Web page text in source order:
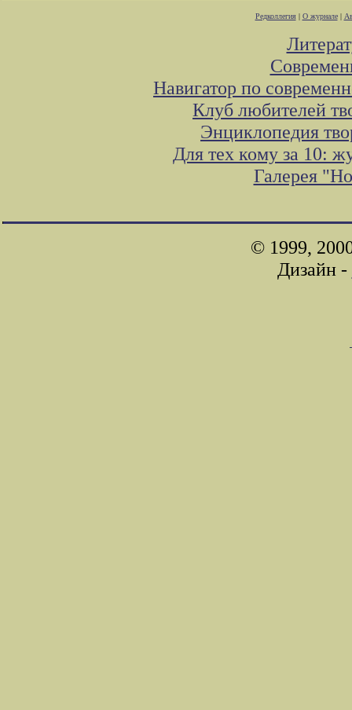
Редколлегия| О журнале|
Навигатор по
Клуб любителей
Энциклопедия
Для тех кому за 10:
Галерея
© 1999,
Дизайн -